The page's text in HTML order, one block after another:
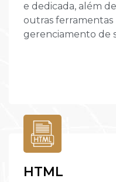
e dedicada, além
outras ferramentas
gerenciamento de
HTML